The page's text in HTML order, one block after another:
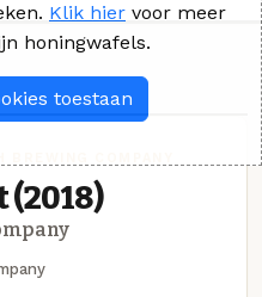
(2018)
Klik hier voor meer
honingwafels.
toestaan